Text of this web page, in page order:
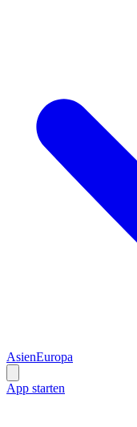
AsienEuropa
App starten